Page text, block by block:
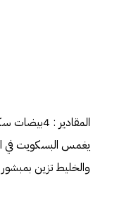
يغمس البسكويت في
والخليط تزين